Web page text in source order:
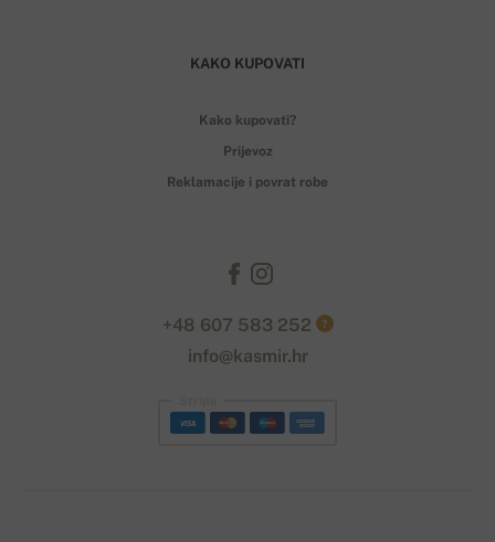
KAKO KUPOVATI
Kako kupovati?
Prijevoz
Reklamacije i povrat robe
+48 607 583 252 ?
info@kasmir.hr